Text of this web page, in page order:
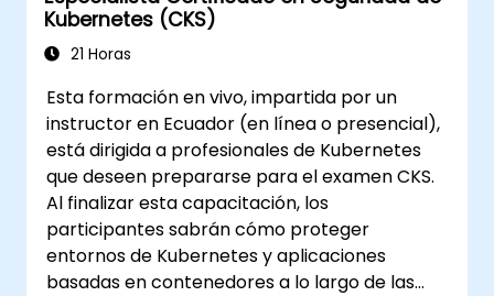
Kubernetes (CKS)
21 Horas
Esta formación en vivo, impartida por un
instructor en Ecuador (en línea o presencial),
está dirigida a profesionales de Kubernetes
que deseen prepararse para el examen CKS.
Al finalizar esta capacitación, los
participantes sabrán cómo proteger
entornos de Kubernetes y aplicaciones
basadas en contenedores a lo largo de las